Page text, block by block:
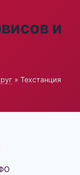
и
» Техстанция